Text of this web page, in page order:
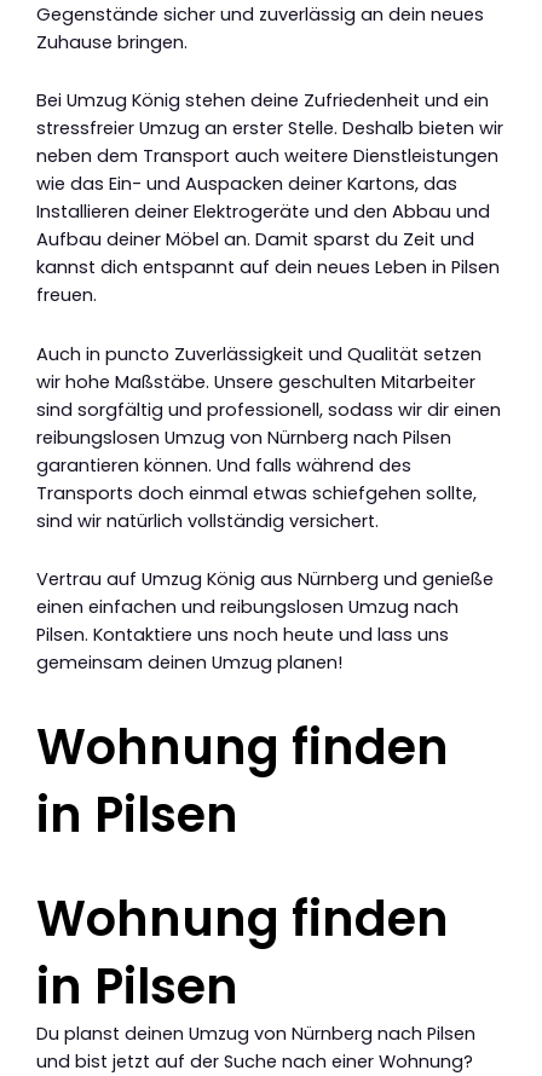
Gegenstände sicher und zuverlässig an dein neues
Zuhause bringen.
Bei Umzug König stehen deine Zufriedenheit und ein
stressfreier Umzug an erster Stelle. Deshalb bieten wir
neben dem Transport auch weitere Dienstleistungen
wie das Ein- und Auspacken deiner Kartons, das
Installieren deiner Elektrogeräte und den Abbau und
Aufbau deiner Möbel an. Damit sparst du Zeit und
kannst dich entspannt auf dein neues Leben in Pilsen
freuen.
Auch in puncto Zuverlässigkeit und Qualität setzen
wir hohe Maßstäbe. Unsere geschulten Mitarbeiter
sind sorgfältig und professionell, sodass wir dir einen
reibungslosen Umzug von Nürnberg nach Pilsen
garantieren können. Und falls während des
Transports doch einmal etwas schiefgehen sollte,
sind wir natürlich vollständig versichert.
Vertrau auf Umzug König aus Nürnberg und genieße
einen einfachen und reibungslosen Umzug nach
Pilsen. Kontaktiere uns noch heute und lass uns
gemeinsam deinen Umzug planen!
Wohnung finden
in Pilsen
Wohnung finden
in Pilsen
Du planst deinen Umzug von Nürnberg nach Pilsen
und bist jetzt auf der Suche nach einer Wohnung?